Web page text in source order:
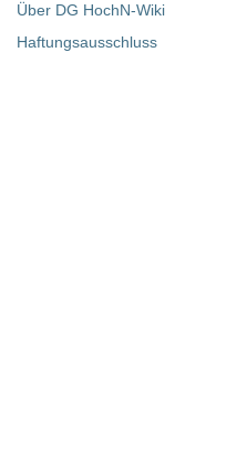
Über DG HochN-Wiki
Haftungsausschluss